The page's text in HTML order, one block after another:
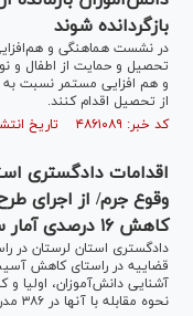
بازگردانده شوند
در نشست هماهنگی و
تحصیل و حمایت از اطفال و
و هم افزایی مستمر نسبت به
از تحصیل اقدام کنند.
کد خبر: ۴۸۶۱۰۸۹ تاریخ انتشار : ۱۴۰۴/۰۷/۲۰
اقدامات دادگستری
کاهش ۱۶ درصدی آمار سرقت در استان
دادگستری استان لرستان در
قضاییه در راستای کاهش
آشنایی دانش‌آموزان، اولیا
نحوه مقابله با آنها در ۳۸۶ مدرسه در سطح استان به انجام رسانده است.